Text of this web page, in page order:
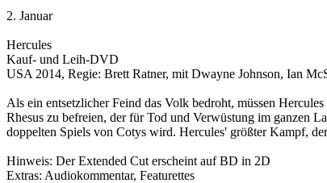
2. Januar
Hercules
Kauf- und Leih-DVD
USA 2014, Regie: Brett Ratner, mit Dwayne Johnson, Ian
Als ein entsetzlicher Feind das Volk bedroht, müssen
Rhesus zu befreien, der für Tod und Verwüstung im ganzen
doppelten Spiels von Cotys wird. Hercules' größter Kampf,
Hinweis: Der Extended Cut erscheint auf BD in 2D
Extras: Audiokommentar, Featurettes